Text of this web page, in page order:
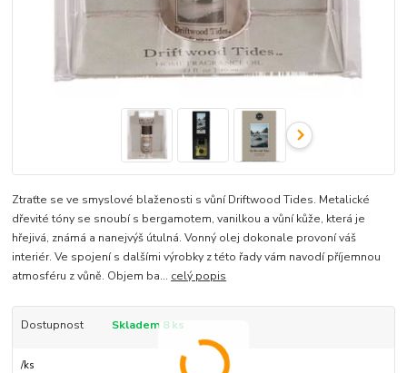
Ztraťte se ve smyslové blaženosti s vůní Driftwood Tides. Metalické
dřevité tóny se snoubí s bergamotem, vanilkou a vůní kůže, která je
hřejivá, známá a nanejvýš útulná. Vonný olej dokonale provoní váš
interiér. Ve spojení s dalšími výrobky z této řady vám navodí příjemnou
atmosféru z vůně. Objem ba... celý popis
Dostupnost Skladem 8 ks
/ks